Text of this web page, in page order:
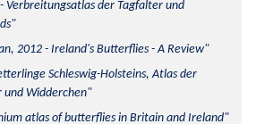
Verbreitungsatlas der Tagfalter und
2012 - Ireland's Butterflies - A Review
Schleswig-Holsteins, Atlas der
Widderchen
atlas of butterflies in Britain and Ireland